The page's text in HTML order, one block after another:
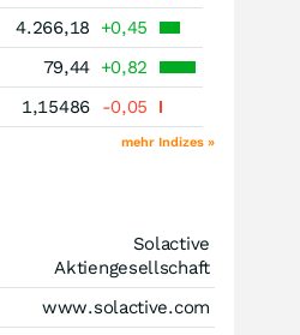
4.266,18
+0,45
79,44 +0,82
1,15486 -0,05
mehr Indizes »
Solactive
Aktiengesellschaft
www.solactive.com